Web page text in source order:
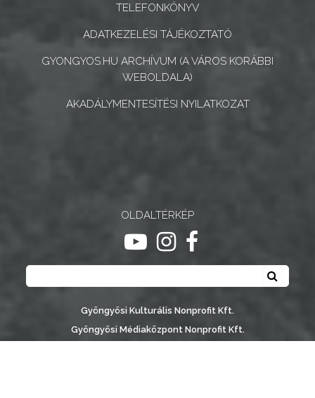
GEOTERM-
GYÖNGYÖS
TELEFONKÖNYV
ADATKEZELÉSI TÁJÉKOZTATÓ
GYONGYOS.HU ARCHÍVUM (A VÁROS KORÁBBI
WEBOLDALA)
AKADÁLYMENTESÍTÉSI NYILATKOZAT
OLDALTÉRKÉP
ugrás youtube csatornára
ugrás instagram
ugrás facebook-
Gyöngyösi Kulturális Nonprofit Kft.
Gyöngyösi Médiaközpont Nonprofit Kft.